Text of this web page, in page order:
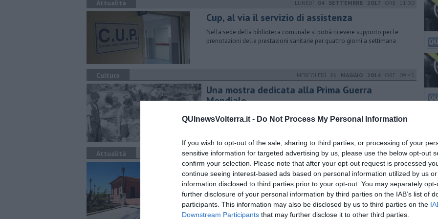
QUInewsVolterra.it - Do Not Process My Personal Information
If you wish to opt-out of the sale, sharing to third parties, or processing of your
sensitive information for targeted advertising by us, please use the below opt-out
confirm your selection. Please note that after your opt-out request is processed
continue seeing interest-based ads based on personal information utilized by us
information disclosed to third parties prior to your opt-out. You may separately
further disclosure of your personal information by third parties on the IAB’s list of
participants. This information may also be disclosed by us to third parties on the
Downstream Participants that may further disclose it to other third parties.
Attualità LUNEDÌ 04 SETTEMBRE 2017 ORE 11:30
Cup, al via il servizio di assistenza
Nella sede della biblioteca comunale si potrà ricevere supporto per le
prenotazioni delle prestazioni sanitarie per quattro giorni a settimana
Cultura MERCOLEDÌ 21 MAGGIO 2014 ORE 09:45
Una mostra dedicata alla Prima Guerra
Mondiale
Quattro mesi di ricerche per portare alla luce documenti di grande valore
della Grande Guerra a Riparbella
Attualità MARTEDÌ21 OTTOBRE 2025ORE 09:20
All'Ecomuseo la mostra su Pietro Leopoldo
Con il contributo della Regione per celebrare il 260esimo anniversario
dell'insediamento del granduca, un'esposizione di documenti storici e di